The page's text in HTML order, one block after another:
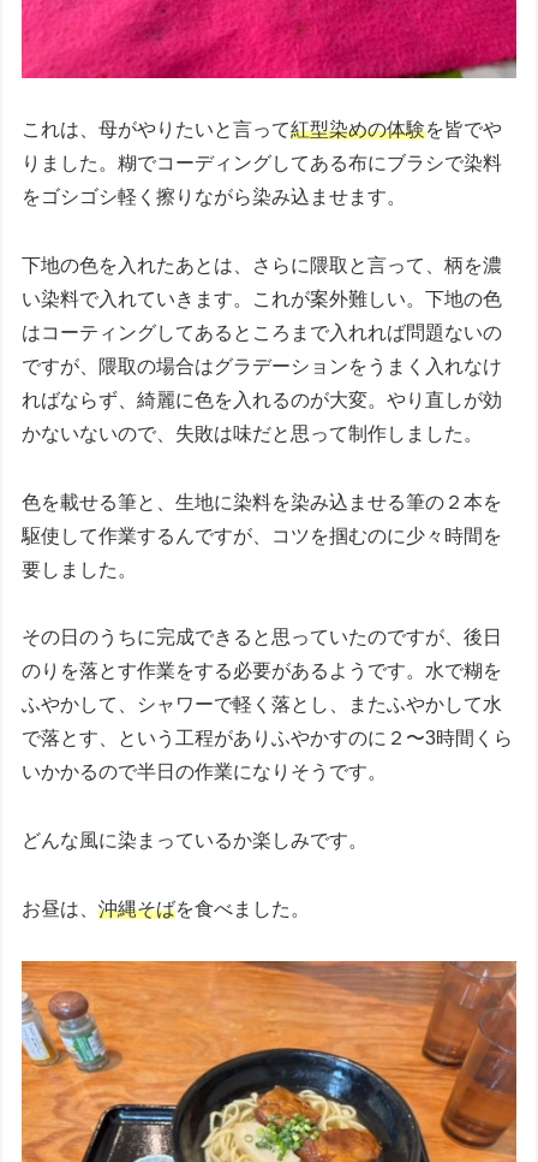
これは、母がやりたいと言って紅型染めの体験を皆でや
りました。糊でコーディングしてある布にブラシで染料
をゴシゴシ軽く擦りながら染み込ませます。
下地の色を入れたあとは、さらに隈取と言って、柄を濃
い染料で入れていきます。これが案外難しい。下地の色
はコーティングしてあるところまで入れれば問題ないの
ですが、隈取の場合はグラデーションをうまく入れなけ
ればならず、綺麗に色を入れるのが大変。やり直しが効
かないないので、失敗は味だと思って制作しました。
色を載せる筆と、生地に染料を染み込ませる筆の２本を
駆使して作業するんですが、コツを掴むのに少々時間を
要しました。
その日のうちに完成できると思っていたのですが、後日
のりを落とす作業をする必要があるようです。水で糊を
ふやかして、シャワーで軽く落とし、またふやかして水
で落とす、という工程がありふやかすのに２〜3時間くら
いかかるので半日の作業になりそうです。
どんな風に染まっているか楽しみです。
お昼は、沖縄そばを食べました。